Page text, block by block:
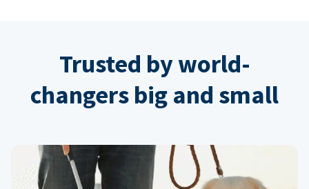
Trusted by world-
changers big and small